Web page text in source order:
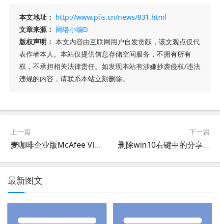
本文地址： http://www.piis.cn/news/831.html
文章来源： 网络小编D
版权声明： 本文内容由互联网用户自发贡献，该文观点仅代
表作者本人。本站仅提供信息存储空间服务，不拥有所有
权，不承担相关法律责任。如发现本站有涉嫌抄袭侵权/违法
违规的内容，请联系本站立刻删除。
上一篇
麦咖啡企业版McAfee VirusScan Enterprise 8.8.0.2024 (Patch 13)
下一篇
删除win10右键中的分享菜单,禁用win2019和win10右键中的分享选项
最新图文